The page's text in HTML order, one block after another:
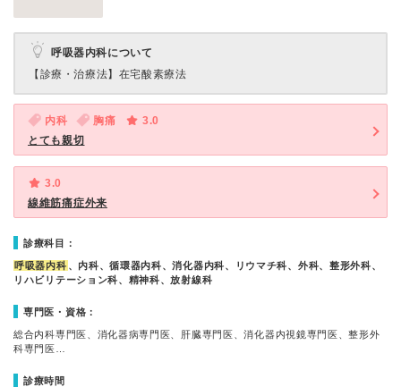
呼吸器内科について
【診療・治療法】 在宅酸素療法
内科 胸痛
3.0
とても親切
3.0
線維筋痛症外来
診療科目：
呼吸器内科 、内科、循環器内科、消化器内科、リウマチ科、外科、整形外科、
リハビリテーション科、精神科、放射線科
専門医・資格：
総合内科専門医、消化器病専門医、肝臓専門医、消化器内視鏡専門医、整形外
科専門医…
診療時間